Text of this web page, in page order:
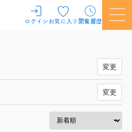
ログインお気に入り 閲覧履歴
変更
変更